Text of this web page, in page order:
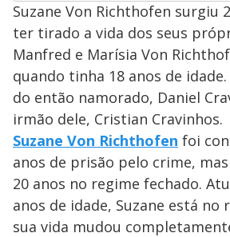
Suzane Von Richthofen surgiu
ter tirado a vida dos seus
Manfred e Marísia Von
quando tinha 18 anos de
do então namorado, Daniel
irmão dele, Cristian Cravinhos.
Suzane Von Richthofen foi
anos de prisão pelo crime,
20 anos no regime fechado.
anos de idade, Suzane está no
sua vida mudou